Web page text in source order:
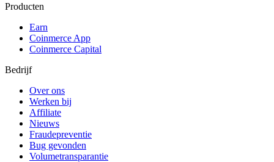
Producten
Earn
Coinmerce App
Coinmerce Capital
Bedrijf
Over ons
Werken bij
Affiliate
Nieuws
Fraudepreventie
Bug gevonden
Volumetransparantie